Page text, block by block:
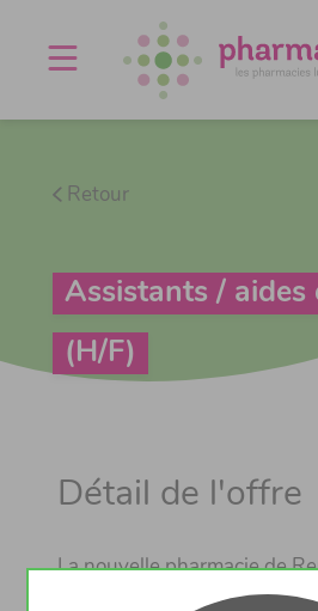
Agenda
À
Retour
Assistants / aides
(H/F)
Détail de l'offre
La nouvelle pharmacie de
un(e) préparateur(trice) en